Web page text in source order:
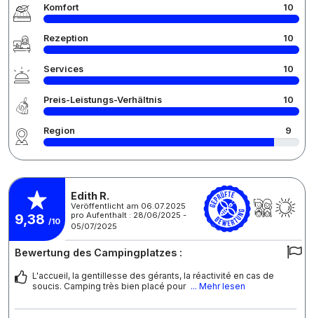
Komfort 10
Rezeption 10
Services 10
Preis-Leistungs-Verhältnis 10
Region 9
9,38 /10
Edith R.
Veröffentlicht am 06.07.2025
pro Aufenthalt : 28/06/2025 -
05/07/2025
Bewertung des Campingplatzes :
L'accueil, la gentillesse des gérants, la réactivité en cas de
soucis. Camping très bien placé pour ... Mehr lesen